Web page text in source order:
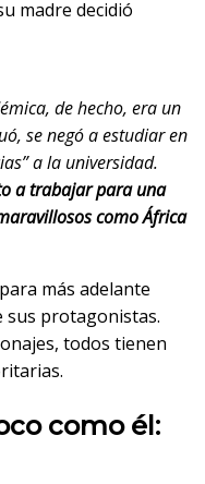
madre decidió
de hecho, era un
se negó a estudiar en
a la universidad.
a trabajar para una
como África
más adelante
sus protagonistas.
todos tienen
como él: